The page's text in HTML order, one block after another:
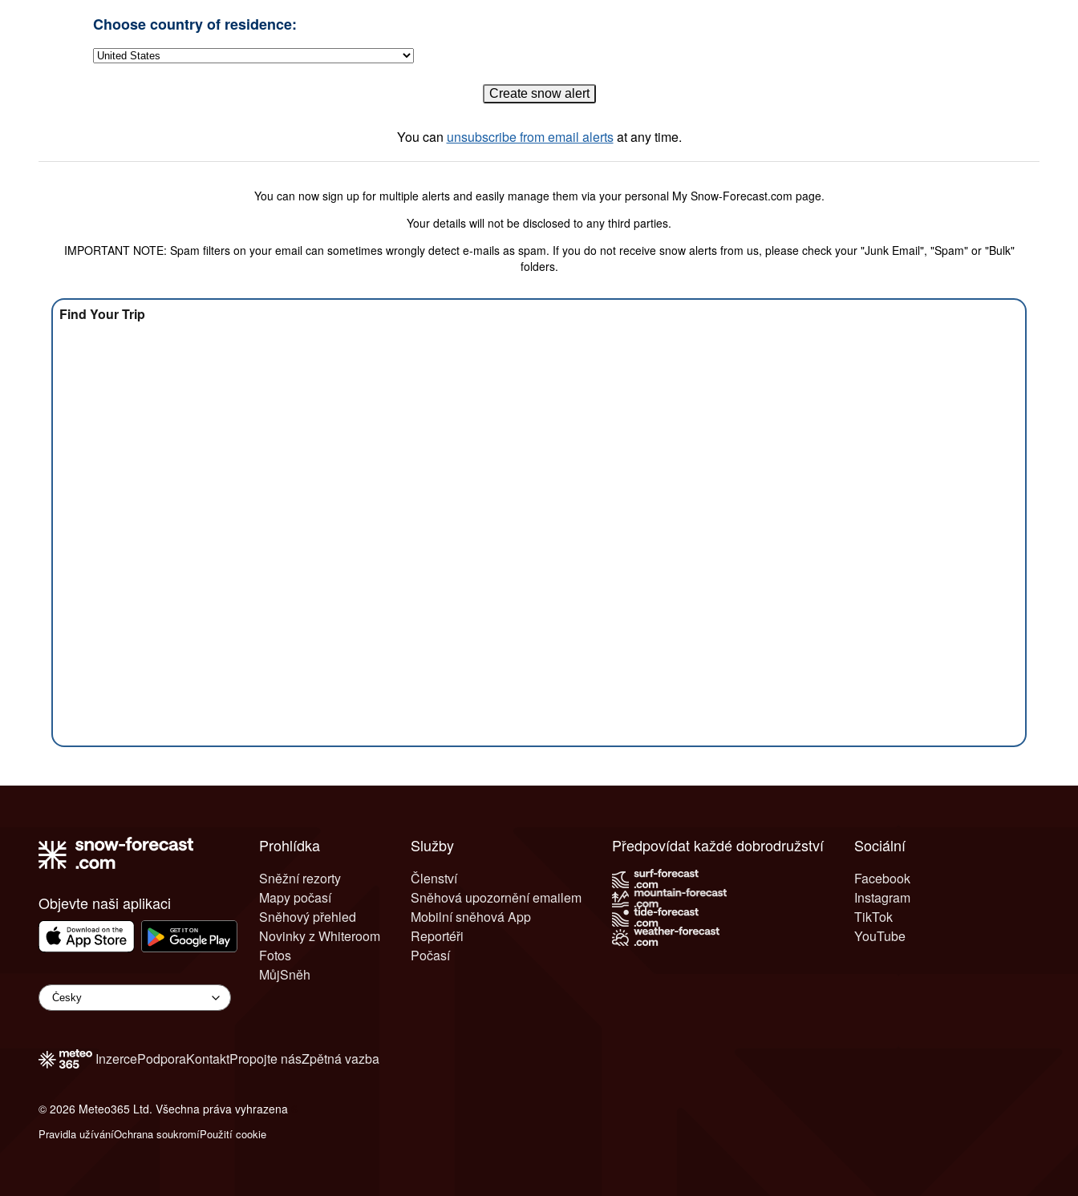
Choose country of residence:
You can unsubscribe from email alertsat any time.
You can now sign up for multiple alerts and easily manage them via your personal My Snow-Forecast.com page.
Your details will not be disclosed to any third parties.
IMPORTANT NOTE: Spam filters on your email can sometimes wrongly detect e-mails as spam. If you do not receive snow alerts from us, please check your "Junk Email", "Spam" or "Bulk"
folders.
Find Your Trip
Objevte naši aplikaci
Prohlídka
Sněžní rezorty
Mapy počasí
Sněhový přehled
Novinky z Whiteroom
Fotos
MůjSněh
Služby
Členství
Sněhová upozornění emailem
Mobilní sněhová App
Reportéři
Počasí
Sociální
Facebook
Instagram
TikTok
YouTube
Předpovídat každé dobrodružství
InzercePodporaKontaktPropojte násZpětná vazba
© 2026 Meteo365 Ltd. Všechna práva vyhrazena
Pravidla užíváníOchrana soukromíPoužití cookie